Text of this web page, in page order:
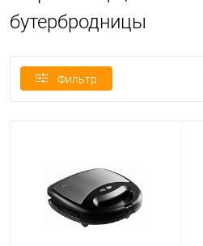
бутербродницы
Фильтр